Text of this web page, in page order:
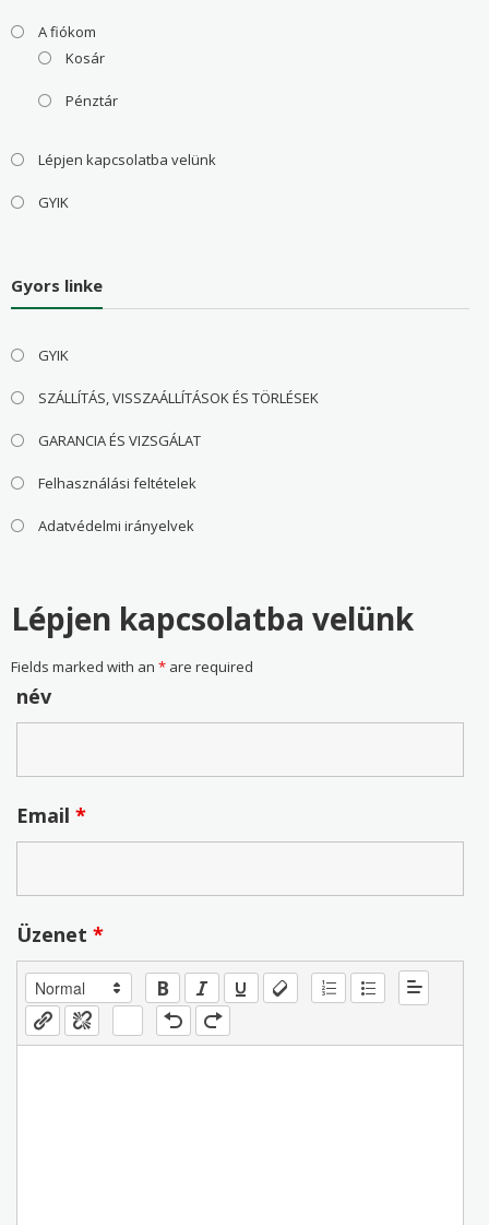
A fiókom
Kosár
Pénztár
Lépjen kapcsolatba velünk
GYIK
Gyors linke
GYIK
SZÁLLÍTÁS, VISSZAÁLLÍTÁSOK ÉS TÖRLÉSEK
GARANCIA ÉS VIZSGÁLAT
Felhasználási feltételek
Adatvédelmi irányelvek
Lépjen kapcsolatba velünk
Fields marked with an *are required
név
Email *
Üzenet *